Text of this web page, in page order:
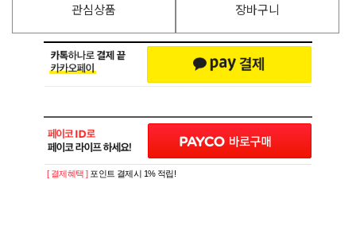
관심상품 장바구니
[ 결제혜택 ] 포인트 결제시 1% 적립!